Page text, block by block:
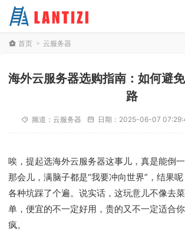
首页 > 云服务器
海外云服务器选购指南：如何避
路
频道： 云服务器 日期： 2025-06-07
唉，提起选海外云服务器这事儿，真是能倒
那会儿，满脑子都是“我要冲向世界”，结果呢
各种坑踩了个遍。说实话，这玩意儿不像去
单，便宜的不一定好用，贵的又不一定适合
疯。